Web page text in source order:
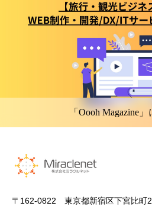
「Oooh Magazine
〒162-0822 東京都新宿区下宮比町